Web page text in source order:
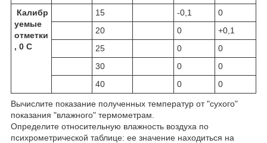
Калибр
уемые
отметки
, 0 С
15 -0,1
0
20
0
+0,1
25
0
0
30
0
0
40
0 0
Вычислите показание полученных температур от "сухого"
показания "влажного" термометрам.
Определите относительную влажность воздуха по
психрометрической таблице: ее значение находиться на